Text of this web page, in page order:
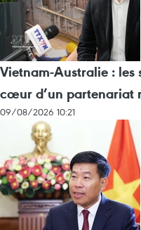
Vietnam-Australie : les
cœur d’un partenariat
09/08/2026 10:21